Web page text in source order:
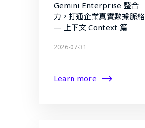
Gemini Enterprise 整合
力，打通企業真實數據脈絡
— 上下文 Context 篇
2026-07-31
Learn more